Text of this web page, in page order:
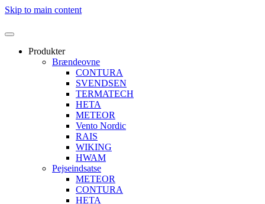
Skip to main content
Produkter
Brændeovne
CONTURA
SVENDSEN
TERMATECH
HETA
METEOR
Vento Nordic
RAIS
WIKING
HWAM
Pejseindsatse
METEOR
CONTURA
HETA